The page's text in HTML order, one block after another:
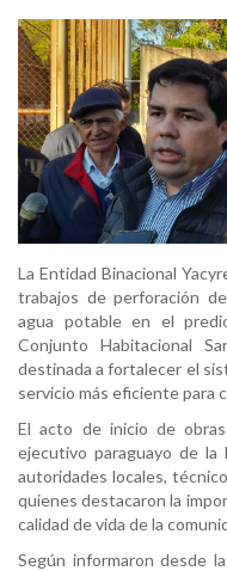
La Entidad Binacional
trabajos de perforación
agua potable en el
Conjunto Habitacional
destinada a fortalecer el
servicio más eficiente para
El acto de inicio de
ejecutivo paraguayo de la
autoridades locales,
quienes destacaron la
calidad de vida de la
Según informaron desde